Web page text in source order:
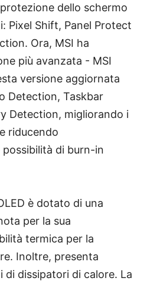
dello schermo
Pixel Shift, Panel Protect
Ora, MSI ha
più avanzata - MSI
versione aggiornata
Detection, Taskbar
Detection, migliorando i
riducendo
di burn-in
è dotato di una
per la sua
termica per la
Inoltre, presenta
di dissipatori di calore. La